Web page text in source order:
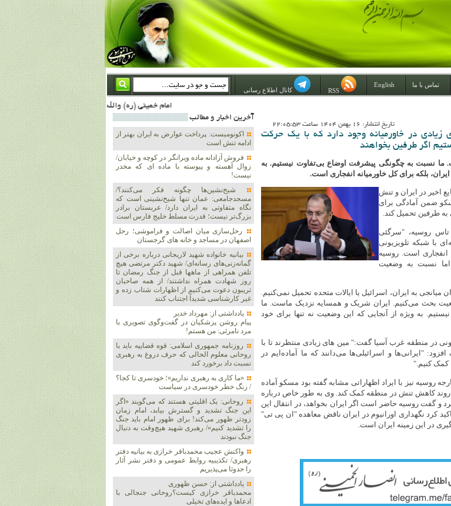
تماس با ما
English
کانال اطلاع رسانی
امام خمینی (ره) والله اسلام تمامش سیاست است؛ ***** امام شهید: به گفتار امام و کردار امام اهتمام بورزید ***** امام خمینی(ره): ان شاء الله ما اندوه دلمان را در وقت مناسب با انتقام از امریکا و آل سعود برطرف خواهیم ساخت و داغ و حسرت حلاوت این جنایت بزرگ را بر دلشان خواهیم نهاد 1367/4/29 ***** امام خمینی(رحمة الله علیه) : حکومت آل سعود، این وهابیهای پست بیخبر از خدا بسان خنجرند که همیشه از پشت در قلب مسلمانان فرو رفته‌اند 1366/5/12***** امام خمینی (ره) شهادت در راه خدا مسئله ای نیست که بشود با پیروزی در صحنه
تاريخ انتشار: 16 بهمن 1404 ساعت 22:05:53
در خاورمیانه وجود دارد که با یک حرکت
اگر طرفین بخواهند
نسبت به چگونگی پیشرفت اوضاع بی‌تفاوت نیستیم. به
بلکه برای کل خاورمیانه انفجاری است.
اخیر در ایران و تنش
ضمن آمادگی برای
به طرفین تحمیل کند.
تاس روسیه، "سرگئی
با شبکه تلویزیونی
انفجاری است. روسیه
اما نسبت به وضعیت
به ایران، اسرائیل یا ایالات متحده تحمیل نمی‌کنیم.
بحث می‌کنیم. ایران شریک و همسایه نزدیک ماست. ما
به ویژه از آنجایی که این وضعیت نه تنها برای خود
در منطقه غرب آسیا گفت:" مین های زیادی منتظرند تا با
"ایرانی‌ها و اسرائیلی‌ها می‌دانند که ما آماده‌ایم در
کمک کنیم."
روسیه نیز با ایراد اظهاراتی مشابه گفته بود مسکو آماده
کاهش تنش در منطقه کمک کند. وی به طور خاص درباره
و گفت روسیه حاضر است اگر ایران بخواهد، در انتقال این
کرد نگهداری اورانیوم در ایران ناقض معاهده "ان پی تی"
در این زمینه ایران است.
آخرين اخبار و مطالب
اکونومیست: پرداخت عوارض به ایران بهتر از
ادامه تنش است
فروش آزادانه ماده ویرانگر در کوچه و خیابان/
زوال آهسته و پیوسته با ماده ای که مخدر
نیست!
شیخ‌نشین‌ها چگونه فکر می‌کنند؟/
مسجدجامعی: عمان تنها شیخ‌نشینی است که
نگاه متفاوتی به ایران دارد/ عربستان برادر
بزرگ‌تر نیست؛ قدرت مسلط خلیج فارس است
رحل‌سازی میان اصالت و فراموشی؛ رحل
اصفهان در مساجد و خانه های گرجستان
بیانیه خانواده شهید لاریجانی درباره برخی از
گمانه‌زنی‌های رسانه‌ای/ شهید دکتر مرتضی هیچ
تلفن همراهی از ماهها قبل از جنگ رمضان تا
روز شهادت همراه نداشتند/ از همه صاحبان
تریبون دعوت می‌کنیم از اظهارات شتاب زده و
غیر کارشناسی شدیداً اجتناب کنند
یادداشتی از: مهرداد خدیر
پیام روشن پزشکیان در گفت‌و‌گوی تصویری با
مرد نامرئی: من هستم!
روزنامه جمهوری اسلامی: قوه قضاییه باید با
روحانی معلوم الحالی که حرف دروغ به رهبری
نسبت داد برخورد کند
«ما کاری به رهبری نداریم»؛ خودسری تا کجا؟
/ زنگ خطر خودسری در سیاست
روحانی: یک اقلیتی هستند که می‌گویند «اگر
این جنگ تشدید و گسترش بیابد، امام زمان
زودتر ظهور می‌کند! برای ظهور امام باید جنگ
را تشدید کنیم»/ رهبری شهید هیچ‌وقت به دنبال
جنگ نبودند
واکنش عجیب محمدباقر خرازی به بیانیه دفتر
رهبری/ تکذیبیه روابط عمومی و دفتر نشر آثار
را حدوثا می‌پذیریم
یادداشتی از: حسن ظهوری
محمدباقر خرازی کیست؟روحانی جنجالی با
ادعاها و ایده‌های تخیلی